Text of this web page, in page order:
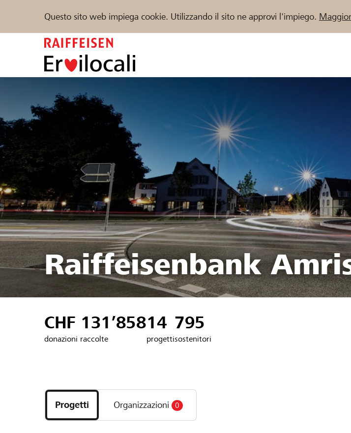
Questo sito web impiega cookie. Utilizzando il sito ne approvi l'impiego.
Sostenere Aiuto & supporto
Trova progetti e organizzazioni
IT
Raiffeisenbank
CHF 131’858
donazioni raccolte
14
progetti
795
sostenitori
i
progetti
e
Progetti Organizzazioni 0